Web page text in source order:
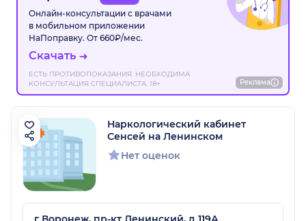
Онлайн-консультации с врачами
в мобильном приложении
НаПоправку. От 660₽/мес.
Скачать
ЕСТЬ ПРОТИВОПОКАЗАНИЯ. НЕОБХОДИМА
КОНСУЛЬТАЦИЯ СПЕЦИАЛИСТА. 18+
Реклама
Наркологический кабинет
Сенсей на Ленинском
Нет оценок